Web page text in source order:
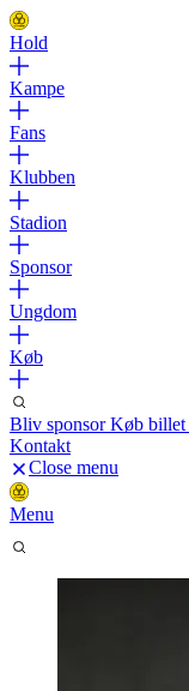
Hold
Kampe
Fans
Klubben
Stadion
Sponsor
Ungdom
Køb
Bliv sponsorKøb billet
Kontakt
Close menu
Menu